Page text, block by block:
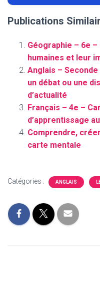
Publications
Géographie – 6e
humaines et leur
Anglais –
un débat ou une
d’actualité
Français – 4e –
d’apprentissage
Comprendre,
carte mentale
Catégories : ANGLAIS